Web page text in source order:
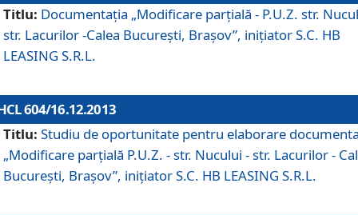
Titlu: Documentaţia „Modificare parţială - P.U.Z. str.
str. Lacurilor -Calea Bucureşti, Braşov”, iniţiator S.C. HB
LEASING S.R.L.
604/16.12.2013
Titlu: Studiu de oportunitate pentru elaborare
„Modificare parţială P.U.Z. - str. Nucului - str. Lacurilor -
Bucureşti, Braşov”, iniţiator S.C. HB LEASING S.R.L.